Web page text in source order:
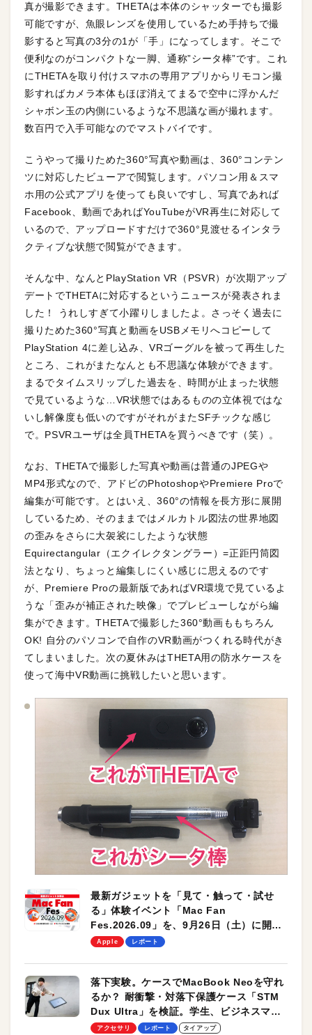
真が撮影できます。THETAは本体のシャッターでも撮影
可能ですが、魚眼レンズを使用しているため手持ちで撮
影すると写真の3分の1が「手」になってします。そこで
便利なのがコンパクトな一脚、通称”シータ棒”です。これ
にTHETAを取り付けスマホの専用アプリからリモコン撮
影すればカメラ本体もほぼ消えてまるで空中に浮かんだ
シャボン玉の内側にいるような不思議な画が撮れます。
数百円で入手可能なのでマストバイです。
こうやって撮りためた360°写真や動画は、360°コンテン
ツに対応したビューアで閲覧します。パソコン用＆スマ
ホ用の公式アプリを使っても良いですし、写真であれば
Facebook、動画であればYouTubeがVR再生に対応して
いるので、アップロードすだけで360°見渡せるインタラ
クティブな状態で閲覧ができます。
そんな中、なんとPlayStation VR（PSVR）が次期アップ
デートでTHETAに対応するというニュースが発表されま
した！ うれしすぎて小躍りしましたよ。さっそく過去に
撮りためた360°写真と動画をUSBメモリへコピーして
PlayStation 4に差し込み、VRゴーグルを被って再生した
ところ、これがまたなんとも不思議な体験ができます。
まるでタイムスリップした過去を、時間が止まった状態
で見ているような…VR状態ではあるものの立体視ではな
いし解像度も低いのですがそれがまたSFチックな感じ
で。PSVRユーザは全員THETAを買うべきです（笑）。
なお、THETAで撮影した写真や動画は普通のJPEGや
MP4形式なので、アドビのPhotoshopやPremiere Proで
編集が可能です。とはいえ、360°の情報を長方形に展開
しているため、そのままではメルカトル図法の世界地図
の歪みをさらに大袈裟にしたような状態
Equirectangular（エクイレクタングラー）=正距円筒図
法となり、ちょっと編集しにくい感じに思えるのです
が、Premiere Proの最新版であればVR環境で見ているよ
うな「歪みが補正された映像」でプレビューしながら編
集ができます。THETAで撮影した360°動画ももちろん
OK! 自分のパソコンで自作のVR動画がつくれる時代がき
てしまいました。次の夏休みはTHETA用の防水ケースを
使って海中VR動画に挑戦したいと思います。
最新ガジェットを「見て・触って・試せ
る」体験イベント「Mac Fan
Fes.2026.09」を、9月26日（土）に開催
します！
Apple レポート
落下実験。ケースでMacBook Neoを守れ
るか？ 耐衝撃・対落下保護ケース「STM
Dux Ultra」を検証。学生、ビジネスマン
のモバイルユースに最適！
アクセサリ レポート タイアップ